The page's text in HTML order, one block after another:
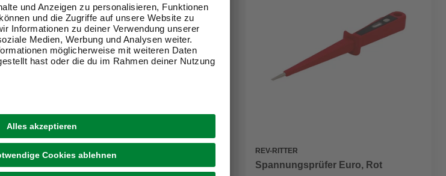
REV-RITTER
Spannungsprüfer, Transparent
REV-RITTER
Spannungsprüfer Euro, Rot